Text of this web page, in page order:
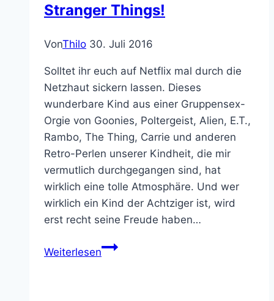
Leben
Stranger Things!
VonThilo 30. Juli 2016
Solltet ihr euch auf Netflix mal durch die
Netzhaut sickern lassen. Dieses
wunderbare Kind aus einer Gruppensex-
Orgie von Goonies, Poltergeist, Alien, E.T.,
Rambo, The Thing, Carrie und anderen
Retro-Perlen unserer Kindheit, die mir
vermutlich durchgegangen sind, hat
wirklich eine tolle Atmosphäre. Und wer
wirklich ein Kind der Achtziger ist, wird
erst recht seine Freude haben…
WeiterlesenAch